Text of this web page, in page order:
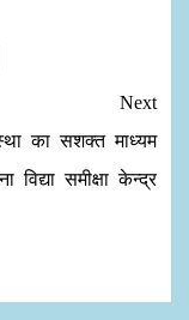
Next
का सशक्त माध्यम
विद्या समीक्षा केन्द्र